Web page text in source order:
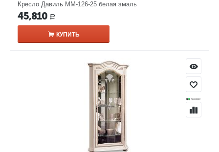
Кресло Давиль ММ-126-25 белая эмаль
45,810 Р
КУПИТЬ